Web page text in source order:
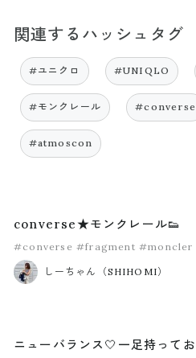
関連するハッシュタグ
#ユニクロ #UNIQLO
#モンクレール #converse
#atmoscon
converse★モンクレール👟
#converse #fragment #moncler
しーちゃん（SHIHOMI）
ニューバランス🤍一足持って